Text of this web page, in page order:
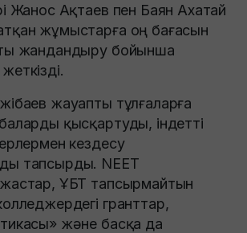
Жанос Ақтаев пен Баян Ахатай
жұмыстарға оң бағасын
жандандыру бойынша
жауапты тұлғаларға
қысқартуды, індетті
кездесу
тапсырды. NEET
ҰБТ тапсырмайтын
гранттар,
және басқа да